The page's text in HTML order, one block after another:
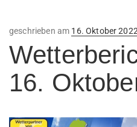
geschrieben am Veröffentlicht
16. Oktober 2022
16.